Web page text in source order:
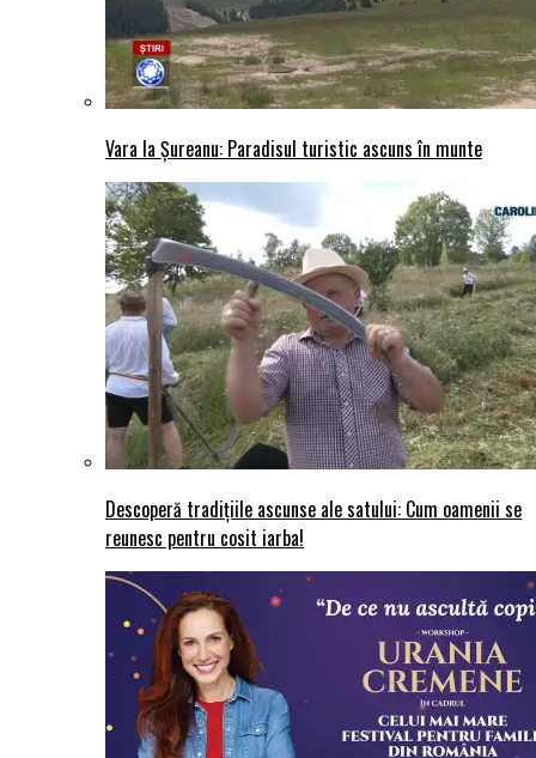
Vara la Șureanu: Paradisul turistic ascuns în munte
Descoperă tradițiile ascunse ale satului: Cum oamenii se
reunesc pentru cosit iarba!